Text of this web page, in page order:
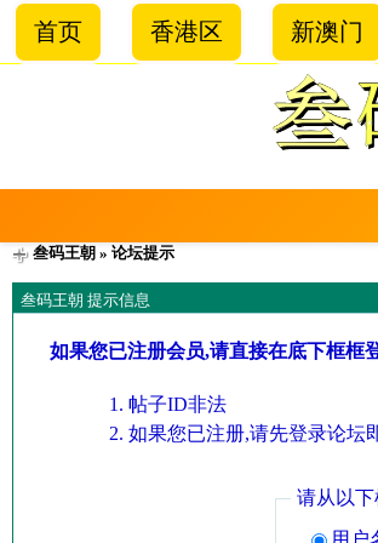
首页 香港区 新澳门
叁码王朝 » 论坛提示
叁码王朝 提示信息
如果您已注册会员,请直接在底下框框
帖子ID非法
如果您已注册,请先登录论坛
请从以
用户